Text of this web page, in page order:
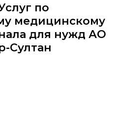
по
медицинскому
для нужд АО
Султан